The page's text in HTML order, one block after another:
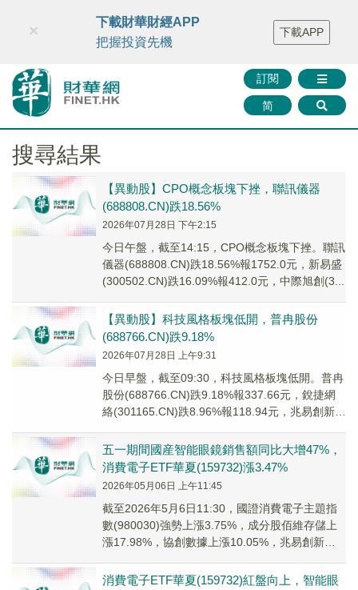
財華智庫網 FINTV FINMETA 財華證券 媒體矩陣
智庫沙龍
聯絡我們
訂閱
简
×
下載財華財經APP
把握投資先機
下載APP
搜尋結果
【異動股】CPO概念板塊下挫，聯訊儀器
(688808.CN)跌18.56%
2026年07月28日 下午2:15
今日午盤，截至14:15，CPO概念板塊下挫。聯訊
儀器(688808.CN)跌18.56%報1752.0元，新易盛
(300502.CN)跌16.09%報412.0元，中際旭創(3...
【異動股】科技風格板塊低開，普冉股份
(688766.CN)跌9.18%
2026年07月28日 上午9:31
今日早盤，截至09:30，科技風格板塊低開。普冉
股份(688766.CN)跌9.18%報337.66元，銳捷網
絡(301165.CN)跌8.96%報118.94元，兆易創新
五一期間國産智能眼鏡銷售額同比大增47%，
消費電子ETF華夏(159732)漲3.47%
2026年05月06日 上午11:45
截至2026年5月6日11:30，國證消費電子主題指
數(980030)強勢上漲3.75%，成分股佰維存儲上
漲17.98%，協創數據上漲10.05%，兆易創新上
消費電子ETF華夏(159732)紅盤向上，智能眼